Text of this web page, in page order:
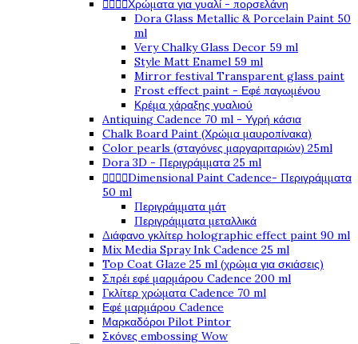
Χρώματα για γυαλί - πορσελάνη
Dora Glass Metallic & Porcelain Paint 50
ml
Very Chalky Glass Decor 59 ml
Style Matt Enamel 59 ml
Mirror festival Transparent glass paint
Frost effect paint - Εφέ παγωμένου
Κρέμα χάραξης γυαλιού
Antiquing Cadence 70 ml - Υγρή κάσια
Chalk Board Paint (Χρώμα μαυροπίνακα)
Color pearls (σταγόνες μαργαριταριών) 25ml
Dora 3D - Περιγράμματα 25 ml
Dimensional Paint Cadence- Περιγράμματα
50 ml
Περιγράμματα μάτ
Περιγράμματα μεταλλικά
Διάφανο γκλίτερ holographic effect paint 90 ml
Mix Media Spray Ink Cadence 25 ml
Top Coat Glaze 25 ml (χρώμα για σκιάσεις)
Σπρέι εφέ μαρμάρου Cadence 200 ml
Γκλίτερ χρώματα Cadence 70 ml
Εφέ μαρμάρου Cadence
Μαρκαδόροι Pilot Pintor
Σκόνες embossing Wow